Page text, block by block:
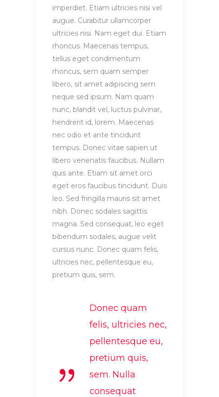
imperdiet. Etiam ultricies nisi vel
augue. Curabitur ullamcorper
ultricies nisi. Nam eget dui. Etiam
rhoncus. Maecenas tempus,
tellus eget condimentum
rhoncus, sem quam semper
libero, sit amet adipiscing sem
neque sed ipsum. Nam quam
nunc, blandit vel, luctus pulvinar,
hendrerit id, lorem. Maecenas
nec odio et ante tincidunt
tempus. Donec vitae sapien ut
libero venenatis faucibus. Nullam
quis ante. Etiam sit amet orci
eget eros faucibus tincidunt. Duis
leo. Sed fringilla mauris sit amet
nibh. Donec sodales sagittis
magna. Sed consequat, leo eget
bibendum sodales, augue velit
cursus nunc. Donec quam felis,
ultricies nec, pellentesque eu,
pretium quis, sem.
Donec quam
felis, ultricies nec,
pellentesque eu,
pretium quis,
sem. Nulla
consequat